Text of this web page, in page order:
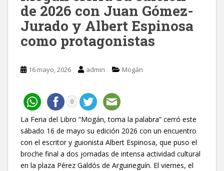
de 2026 con Juan Gómez-
Jurado y Albert Espinosa
como protagonistas
16 mayo, 2026 admin Mogán
0
La Feria del Libro “Mogán, toma la palabra” cerró este
sábado 16 de mayo su edición 2026 con un encuentro
con el escritor y guionista Albert Espinosa, que puso el
broche final a dos jornadas de intensa actividad cultural
en la plaza Pérez Galdós de Arguineguín. El viernes, el